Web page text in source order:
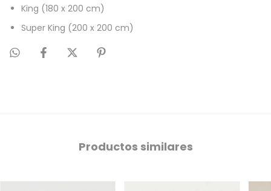
King (180 x 200 cm)
Super King (200 x 200 cm)
Productos similares